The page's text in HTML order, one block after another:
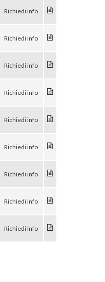
Richiedi info
Richiedi info
Richiedi info
Richiedi info
Richiedi info
Richiedi info
Richiedi info
Richiedi info
Richiedi info